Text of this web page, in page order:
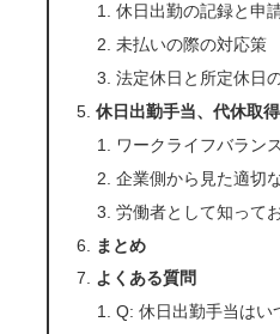
休日出勤の記録と申
未払いの際の対応策
法定休日と所定休日
休日出勤手当、代休取
ワークライフバラン
企業側から見た適切
労働者として知って
まとめ
よくある質問
Q: 休日出勤手当はい